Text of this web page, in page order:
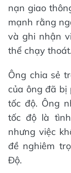
nạn giao
mạnh rằng
và ghi nhận
thể chạy thoát.
Ông chia sẻ
của ông đã bị
tốc độ. Ông
tốc độ là
nhưng việc
đề nghiêm
Độ.